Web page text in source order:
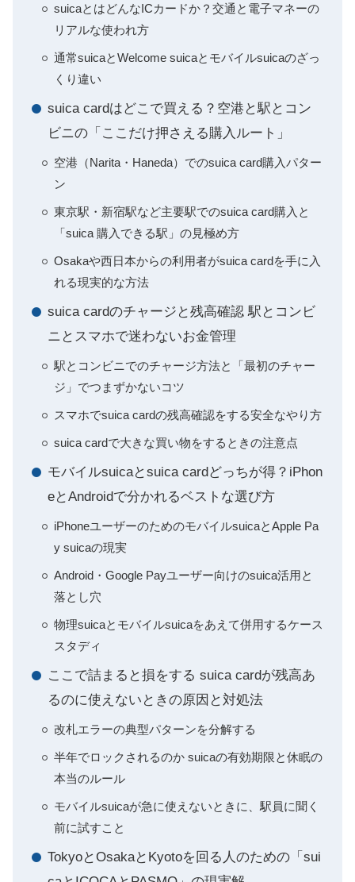
suicaとはどんなICカードか？交通と電子マネーの
リアルな使われ方
通常suicaとWelcome suicaとモバイルsuicaのざっ
くり違い
suica cardはどこで買える？空港と駅とコン
ビニの「ここだけ押さえる購入ルート」
空港（Narita・Haneda）でのsuica card購入パター
ン
東京駅・新宿駅など主要駅でのsuica card購入と
「suica 購入できる駅」の見極め方
Osakaや西日本からの利用者がsuica cardを手に入
れる現実的な方法
suica cardのチャージと残高確認 駅とコンビ
ニとスマホで迷わないお金管理
駅とコンビニでのチャージ方法と「最初のチャー
ジ」でつまずかないコツ
スマホでsuica cardの残高確認をする安全なやり方
suica cardで大きな買い物をするときの注意点
モバイルsuicaとsuica cardどっちが得？iPhon
eとAndroidで分かれるベストな選び方
iPhoneユーザーのためのモバイルsuicaとApple Pa
y suicaの現実
Android・Google Payユーザー向けのsuica活用と
落とし穴
物理suicaとモバイルsuicaをあえて併用するケース
スタディ
ここで詰まると損をする suica cardが残高あ
るのに使えないときの原因と対処法
改札エラーの典型パターンを分解する
半年でロックされるのか suicaの有効期限と休眠の
本当のルール
モバイルsuicaが急に使えないときに、駅員に聞く
前に試すこと
TokyoとOsakaとKyotoを回る人のための「sui